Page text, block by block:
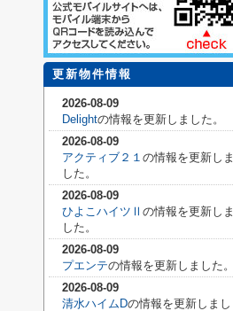
更新物件情報
2026-08-09
Delightの情報を更新しました。
2026-08-09
アクティブ２１ の情報を更新しま
した。
2026-08-09
ひよこハイツⅡ の情報を更新しま
した。
2026-08-09
プエンテの情報を更新しました。
2026-08-09
清水ハイムDの情報を更新しまし